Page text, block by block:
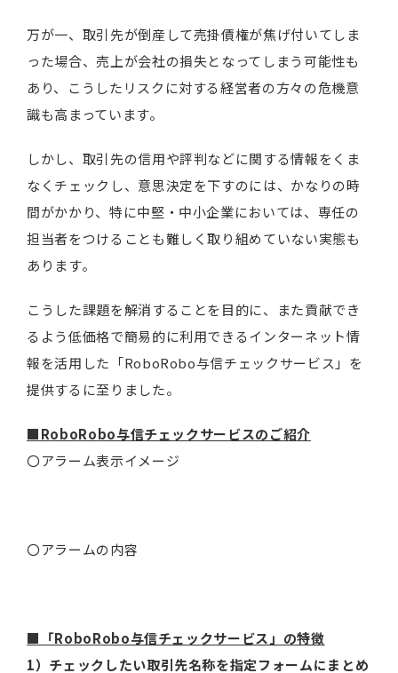
万が一、取引先が倒産して売掛債権が焦げ付いてしま
った場合、売上が会社の損失となってしまう可能性も
あり、こうしたリスクに対する経営者の方々の危機意
識も高まっています。
しかし、取引先の信用や評判などに関する情報をくま
なくチェックし、意思決定を下すのには、かなりの時
間がかかり、特に中堅・中小企業においては、専任の
担当者をつけることも難しく取り組めていない実態も
あります。
こうした課題を解消することを目的に、また貢献でき
るよう低価格で簡易的に利用できるインターネット情
報を活用した「RoboRobo与信チェックサービス」を
提供するに至りました。
■RoboRobo与信チェックサービスのご紹介
〇アラーム表示イメージ
〇アラームの内容
■「RoboRobo与信チェックサービス」の特徴
1）チェックしたい取引先名称を指定フォームにまとめ